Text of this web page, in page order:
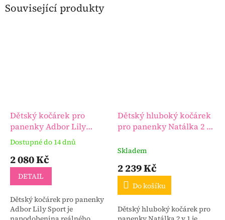
Související produkty
Dětský kočárek pro
panenky Adbor Lily
Sport
Průměrné
produktu
3,6
5
hvězdiček.
Dostupné do 14 dnů
2 080 Kč
DETAIL
Dětský kočárek pro panenky
Adbor Lily Sport je
Dětský hluboký kočárek
pro panenky Natálka 2 v
Skladem
2 239 Kč
Do košíku
Dětský hluboký kočárek pro